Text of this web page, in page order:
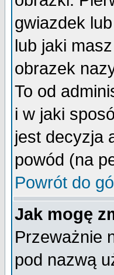
gwiazdek
lub jaki
obrazek
To od
i w jaki
jest decyzja
powód (na
Powrót do
Jak mogę
Przeważnie
pod nazwą